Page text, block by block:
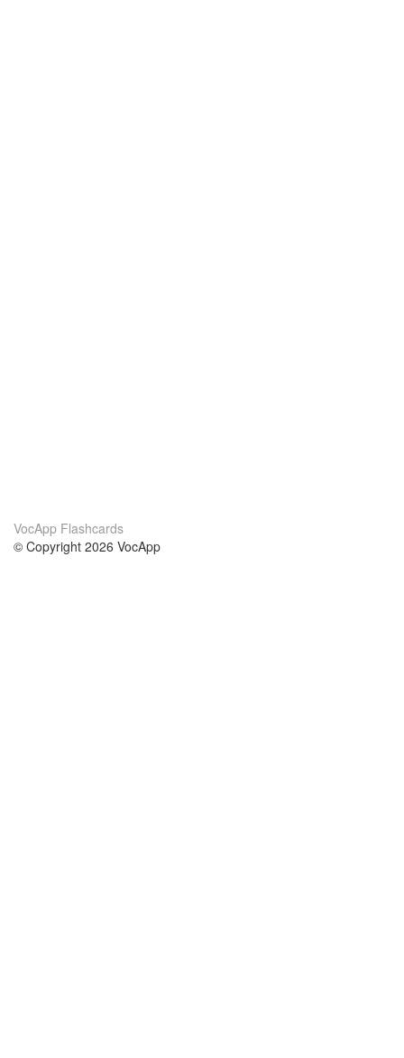
VocApp Flashcards
© Copyright 2026 VocApp